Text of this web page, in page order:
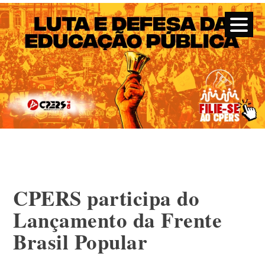
CPERS – Sindicato
CPERS – Sindicato dos Professores e Funcionários de escola
do Estado do Rio Grande do Sul
CPERS participa do
Lançamento da Frente
Brasil Popular